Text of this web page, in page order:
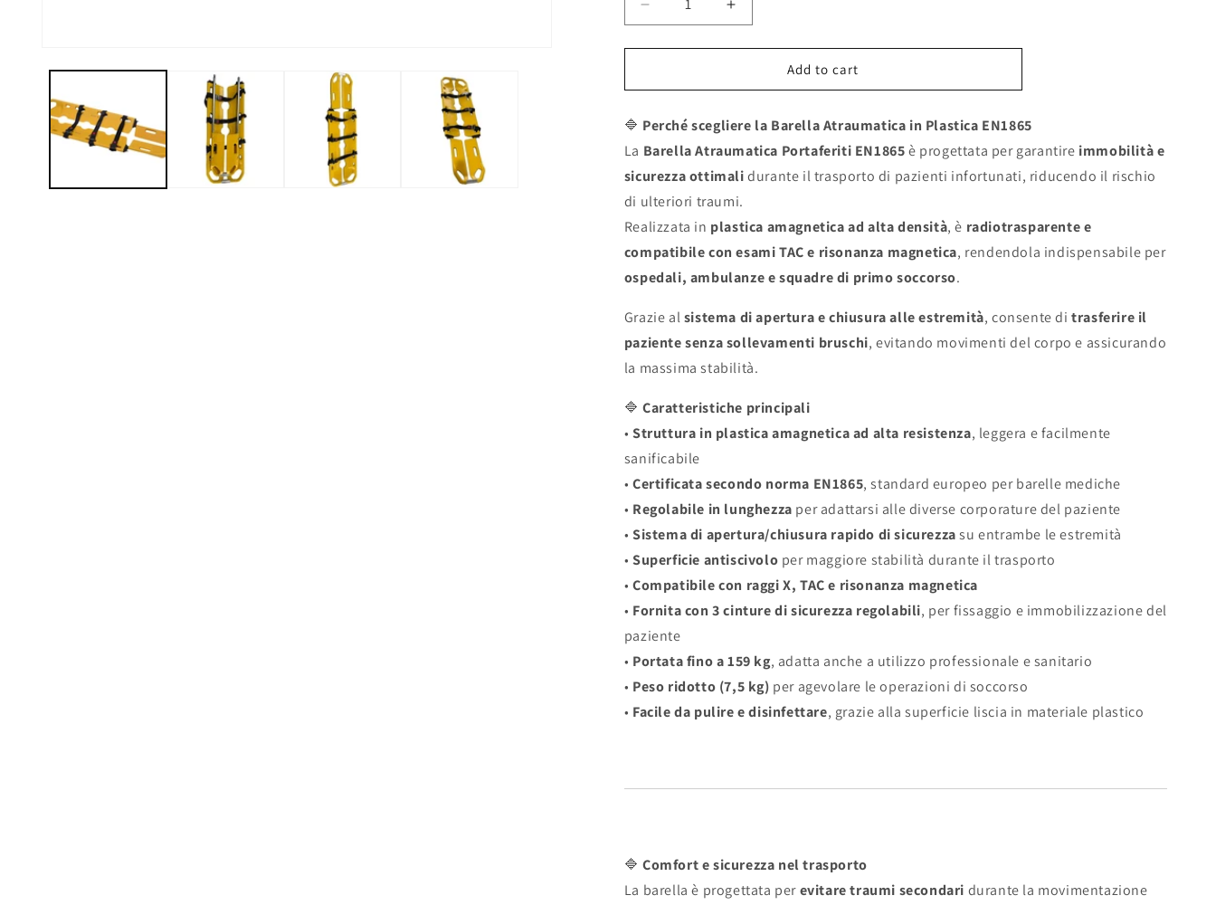
Decrease
for
Atraumatica
in
Plastica
EN1865
–
Portaferiti
regolabile
amagnetica
Increase
for
Atraumatica
Plastica
EN1865
–
Portaferiti
regolabile
amagnetica
Add to cart
🔷 Perché scegliere la Barella Atraumatica in Plastica EN1865
La Barella Atraumatica Portaferiti EN1865è progettata per garantire immobilità e
sicurezza ottimalidurante il trasporto di pazienti infortunati, riducendo il rischio
di ulteriori traumi.
Realizzata in plastica amagnetica ad alta densità, è radiotrasparente e
compatibile con esami TAC e risonanza magnetica, rendendola indispensabile per
ospedali, ambulanze e squadre di primo soccorso.
Grazie alsistema di apertura e chiusura alle estremità, consente ditrasferire il
paziente senza sollevamenti bruschi, evitando movimenti del corpo e assicurando
la massima stabilità.
🔷 Caratteristiche principali
• Struttura in plastica amagnetica ad alta resistenza, leggera e facilmente
sanificabile
• Certificata secondo norma EN1865, standard europeo per barelle mediche
• Regolabile in lunghezza per adattarsi alle diverse corporature del paziente
• Sistema di apertura/chiusura rapido di sicurezzasu entrambe le estremità
• Superficie antiscivolo per maggiore stabilità durante il trasporto
• Compatibile con raggi X, TAC e risonanza magnetica
• Fornita con 3 cinture di sicurezza regolabili, per fissaggio e immobilizzazione del
paziente
• Portata fino a 159 kg, adatta anche a utilizzo professionale e sanitario
• Peso ridotto (7,5 kg) per agevolare le operazioni di soccorso
• Facile da pulire e disinfettare, grazie alla superficie liscia in materiale plastico
🔷 Comfort e sicurezza nel trasporto
La barella è progettata perevitare traumi secondari durante la movimentazione